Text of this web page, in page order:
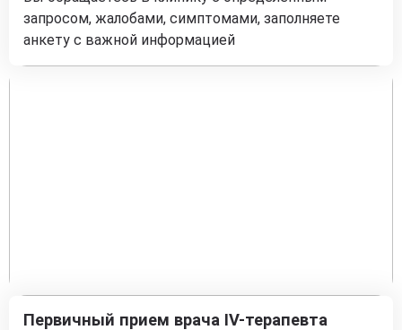
запросом, жалобами, симптомами, заполняете
анкету с важной информацией
Первичный прием врача IV-терапевта